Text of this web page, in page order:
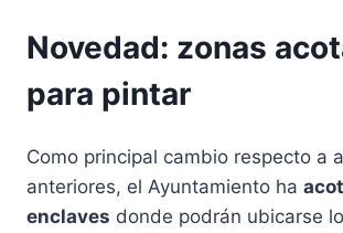
Novedad: zonas
para pintar
Como principal cambio respecto a
anteriores, el Ayuntamiento ha
enclaves donde podrán ubicarse